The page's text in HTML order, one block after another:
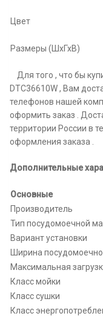
Цвет
Размеры (ШхГхВ)
Для того , что бы
DTC36610W , Вам
телефонов нашей
оформить заказ .
территории России в
оформления заказа .
Дополнительные
Основные
Производитель
Тип посудомоечной
Вариант установки
Ширина
Максимальная
Класс мойки
Класс сушки
Класс